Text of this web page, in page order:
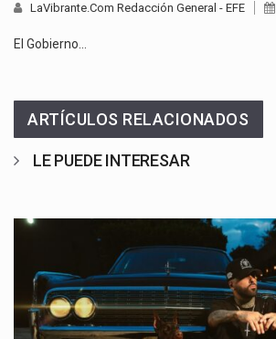
LaVibrante.Com Redacción General - EFE
El Gobierno…
ARTÍCULOS RELACIONADOS
LE PUEDE INTERESAR